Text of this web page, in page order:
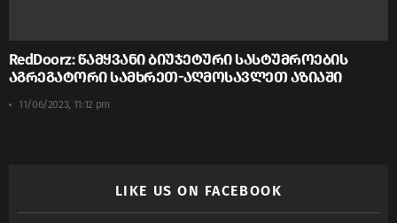
RedDoorz: წამყვანი ბიუჯეტური სასტუმროების
აგრეგატორი სამხრეთ-აღმოსავლეთ აზიაში
11/06/2023, 11:12 pm
LIKE US ON FACEBOOK